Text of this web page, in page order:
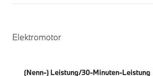
Elektromotor
(Nenn-) Leistung/30-Minuten-Leistung